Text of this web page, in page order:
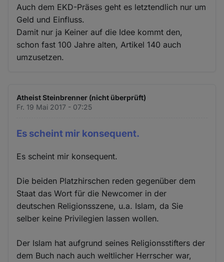
Auch dem EKD-Präses geht es letztendlich nur um
Geld und Einfluss.
Damit nur ja Keiner auf die Idee kommt den,
schon fast 100 Jahre alten, Artikel 140 auch
umzusetzen.
Atheist Steinbrenner (nicht überprüft)
Fr. 19 Mai 2017 - 07:25
Es scheint mir konsequent.
Es scheint mir konsequent.
Die beiden Platzhirschen reden gegenüber dem
Staat das Wort für die Newcomer in der
deutschen Religionsszene, u.a. Islam, da Sie
selber keine Privilegien lassen wollen.
Der Islam hat aufgrund seines Religionsstifters der
dem Buch nach auch weltlicher Herrscher war,